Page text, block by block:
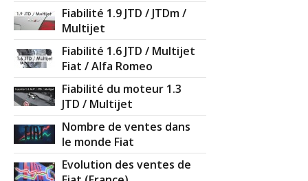
Fiabilité 1.9 JTD / JTDm /
Multijet
Fiabilité 1.6 JTD / Multijet
Fiat / Alfa Romeo
Fiabilité du moteur 1.3
JTD / Multijet
Nombre de ventes dans
le monde Fiat
Evolution des ventes de